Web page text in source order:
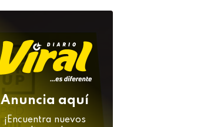
Independencia
Anuncia aquí
¡Encuentra nuevos